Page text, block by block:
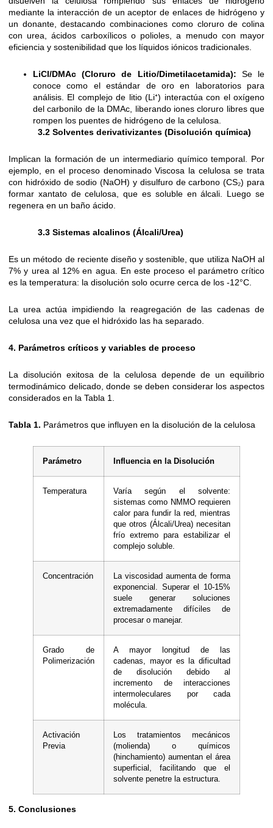
mediante la interacción de un aceptor de enlaces de hidrógeno y
un donante, destacando combinaciones como cloruro de colina
con urea, ácidos carboxílicos o polioles, a menudo con mayor
eficiencia y sostenibilidad que los líquidos iónicos tradicionales.
LiCl/DMAc (Cloruro de Litio/Dimetilacetamida): Se le
conoce como el estándar de oro en laboratorios para
análisis. El complejo de litio (Li⁺) interactúa con el oxígeno
del carbonilo de la DMAc, liberando iones cloruro libres que
rompen los puentes de hidrógeno de la celulosa.
3.2 Solventes derivativizantes (Disolución química)
Implican la formación de un intermediario químico temporal. Por
ejemplo, en el proceso denominado Viscosa la celulosa se trata
con hidróxido de sodio (NaOH) y disulfuro de carbono (CS₂) para
formar xantato de celulosa, que es soluble en álcali. Luego se
regenera en un baño ácido.
3.3 Sistemas alcalinos (Álcali/Urea)
Es un método de reciente diseño y sostenible, que utiliza NaOH al
7% y urea al 12% en agua. En este proceso el parámetro crítico
es la temperatura: la disolución solo ocurre cerca de los -12°C.
La urea actúa impidiendo la reagregación de las cadenas de
celulosa una vez que el hidróxido las ha separado.
4. Parámetros críticos y variables de proceso
La disolución exitosa de la celulosa depende de un equilibrio
termodinámico delicado, donde se deben considerar los aspectos
considerados en la Tabla 1.
Tabla 1. Parámetros que influyen en la disolución de la celulosa
Parámetro Influencia en la Disolución
Temperatura
Varía según el solvente:
sistemas como NMMO requieren
calor para fundir la red, mientras
que otros (Álcali/Urea) necesitan
frío extremo para estabilizar el
complejo soluble.
Concentración
La viscosidad aumenta de forma
exponencial. Superar el 10-15%
suele generar soluciones
extremadamente difíciles de
procesar o manejar.
Grado de
Polimerización
A mayor longitud de las
cadenas, mayor es la dificultad
de disolución debido al
incremento de interacciones
intermoleculares por cada
molécula.
Activación
Previa
Los tratamientos mecánicos
(molienda) o químicos
(hinchamiento) aumentan el área
superficial, facilitando que el
solvente penetre la estructura.
5. Conclusiones